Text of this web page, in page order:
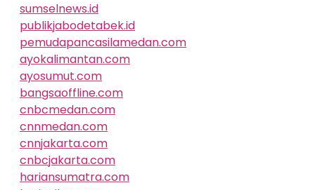
sumselnews.id
publikjabodetabek.id
pemudapancasilamedan.com
ayokalimantan.com
ayosumut.com
bangsaoffline.com
cnbcmedan.com
cnnmedan.com
cnnjakarta.com
cnbcjakarta.com
hariansumatra.com